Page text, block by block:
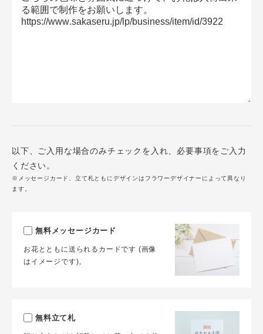
以下、ご入用な場合のみチェックを入れ、必要事項をご入力
ください。
※メッセージカード、立て札ともにデザインはフラワーデザイナーによって異なり
ます。
無料メッセージカード
お花とともに送られるカードです (画像
はイメージです)。
無料立て札